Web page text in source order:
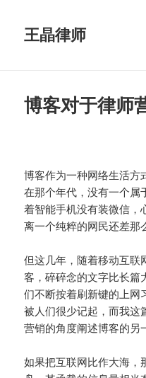
王晶律师
博客对于律师
博客作为一种网络生活方
在那个年代，没有一个属
着智能手机没有装微信，
离一个纯粹的网民还差那
但这几年，随着移动互联
客，碎碎念的文字比长篇
们不断按着刷新键的上网
被人们很少记起，而我这
营销的角度阐述博客的另
如果把互联网比作大海，